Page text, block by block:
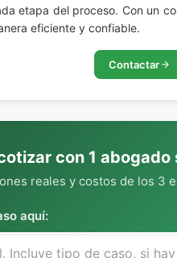
etapa del proceso. Con un
eficiente y confiable.
Contactar
con 1
reales y costos de los 3
aquí: